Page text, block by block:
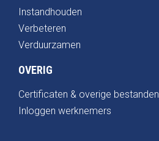
Instandhouden
Verbeteren
Verduurzamen
OVERIG
Certificaten & overige bestanden
Inloggen werknemers